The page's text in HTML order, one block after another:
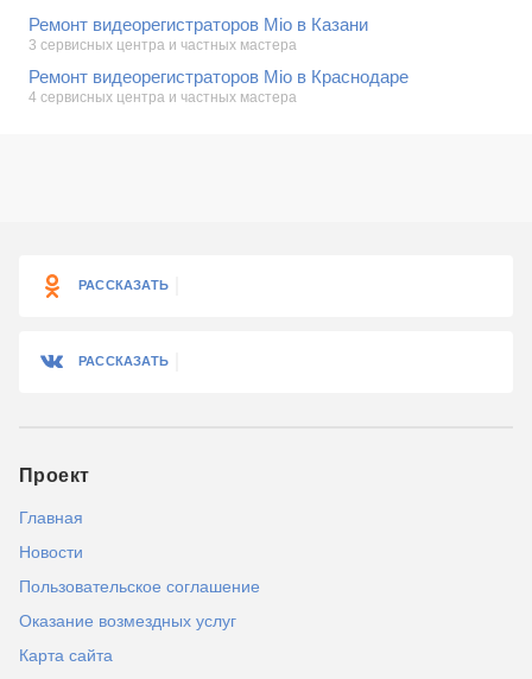
Ремонт видеорегистраторов Mio в Казани
3 сервисных центра и частных мастера
Ремонт видеорегистраторов Mio в Краснодаре
4 сервисных центра и частных мастера
РАССКАЗАТЬ
РАССКАЗАТЬ
Проект
Главная
Новости
Пользовательское соглашение
Оказание возмездных услуг
Карта сайта